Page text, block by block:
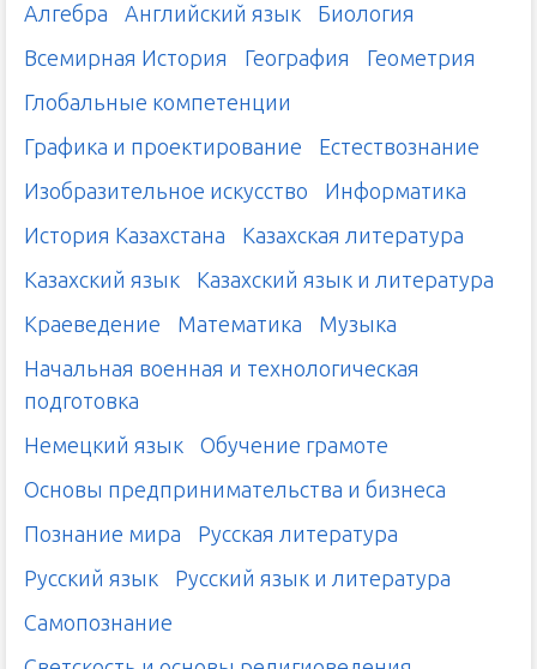
Алгебра
Английский язык
Биология
Всемирная История
География
Геометрия
Глобальные компетенции
Графика и проектирование
Естествознание
Изобразительное искусство
Информатика
История Казахстана
Казахская литература
Казахский язык
Казахский язык и литература
Краеведение
Математика
Музыка
Начальная военная и технологическая
подготовка
Немецкий язык
Обучение грамоте
Основы предпринимательства и бизнеса
Познание мира
Русская литература
Русский язык
Русский язык и литература
Самопознание